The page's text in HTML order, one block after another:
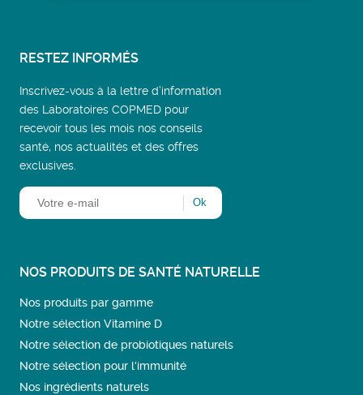
RESTEZ INFORMÉS
Inscrivez-vous à la lettre d’information
des Laboratoires COPMED pour
recevoir tous les mois nos conseils
santé, nos actualités et des offres
exclusives.
NOS PRODUITS DE SANTÉ NATURELLE
Nos produits par gamme
Notre sélection Vitamine D
Notre sélection de probiotiques naturels
Notre sélection pour l'immunité
Nos ingrédients naturels